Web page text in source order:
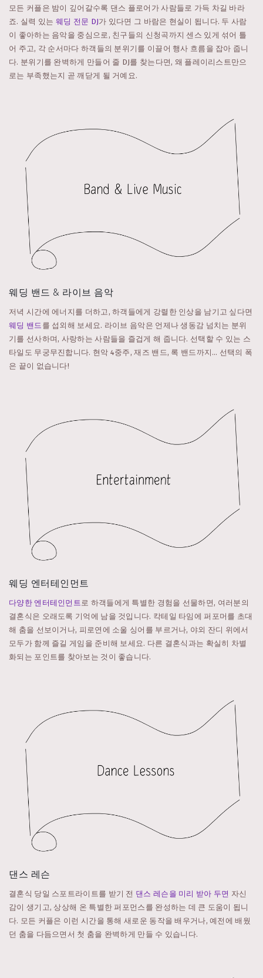
모든 커플은 밤이 깊어갈수록 댄스 플로어가 사람들로 가득 차길 바라
죠. 실력 있는 웨딩 전문 DJ가 있다면 그 바람은 현실이 됩니다. 두 사람
이 좋아하는 음악을 중심으로, 친구들의 신청곡까지 센스 있게 섞어 틀
어 주고, 각 순서마다 하객들의 분위기를 이끌어 행사 흐름을 잡아 줍니
다. 분위기를 완벽하게 만들어 줄 DJ를 찾는다면, 왜 플레이리스트만으
로는 부족했는지 곧 깨닫게 될 거예요.
웨딩 밴드 & 라이브 음악
저녁 시간에 에너지를 더하고, 하객들에게 강렬한 인상을 남기고 싶다면
웨딩 밴드 를 섭외해 보세요. 라이브 음악은 언제나 생동감 넘치는 분위
기를 선사하며, 사랑하는 사람들을 즐겁게 해 줍니다. 선택할 수 있는 스
타일도 무궁무진합니다. 현악 4중주, 재즈 밴드, 록 밴드까지… 선택의 폭
은 끝이 없습니다!
웨딩 엔터테인먼트
다양한 엔터테인먼트 로 하객들에게 특별한 경험을 선물하면, 여러분의
결혼식은 오래도록 기억에 남을 것입니다. 칵테일 타임에 퍼포머를 초대
해 춤을 선보이거나, 피로연에 소울 싱어를 부르거나, 야외 잔디 위에서
모두가 함께 즐길 게임을 준비해 보세요. 다른 결혼식과는 확실히 차별
화되는 포인트를 찾아보는 것이 좋습니다.
댄스 레슨
결혼식 당일 스포트라이트를 받기 전 댄스 레슨을 미리 받아 두면 자신
감이 생기고, 상상해 온 특별한 퍼포먼스를 완성하는 데 큰 도움이 됩니
다. 모든 커플은 이런 시간을 통해 새로운 동작을 배우거나, 예전에 배웠
던 춤을 다듬으면서 첫 춤을 완벽하게 만들 수 있습니다.